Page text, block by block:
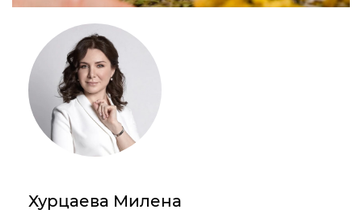
Хурцаева Милена